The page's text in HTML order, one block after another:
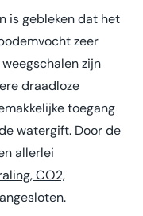
is gebleken dat het
zeer
zijn
draadloze
toegang
watergift. Door de
allerlei
CO2,